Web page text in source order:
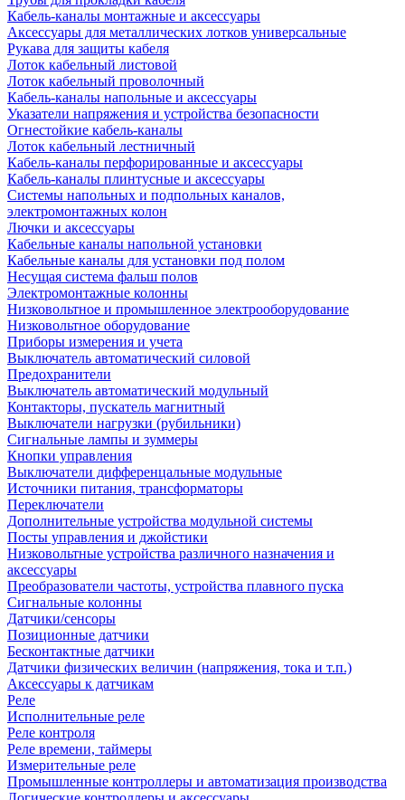
Кабель-каналы монтажные и аксессуары
Аксессуары для металлических лотков универсальные
Рукава для защиты кабеля
Лоток кабельный листовой
Лоток кабельный проволочный
Кабель-каналы напольные и аксессуары
Указатели напряжения и устройства безопасности
Огнестойкие кабель-каналы
Лоток кабельный лестничный
Кабель-каналы перфорированные и аксессуары
Кабель-каналы плинтусные и аксессуары
Системы напольных и подпольных каналов,
электромонтажных колон
Лючки и аксессуары
Кабельные каналы напольной установки
Кабельные каналы для установки под полом
Несущая система фальш полов
Электромонтажные колонны
Низковольтное и промышленное электрооборудование
Низковольтное оборудование
Приборы измерения и учета
Выключатель автоматический силовой
Предохранители
Выключатель автоматический модульный
Контакторы, пускатель магнитный
Выключатели нагрузки (рубильники)
Сигнальные лампы и зуммеры
Кнопки управления
Выключатели дифференцальные модульные
Источники питания, трансформаторы
Переключатели
Дополнительные устройства модульной системы
Посты управления и джойстики
Низковольтные устройства различного назначения и
аксессуары
Преобразователи частоты, устройства плавного пуска
Сигнальные колонны
Датчики/сенсоры
Позиционные датчики
Бесконтактные датчики
Датчики физических величин (напряжения, тока и т.п.)
Аксессуары к датчикам
Реле
Исполнительные реле
Реле контроля
Реле времени, таймеры
Измерительные реле
Промышленные контроллеры и автоматизация производства